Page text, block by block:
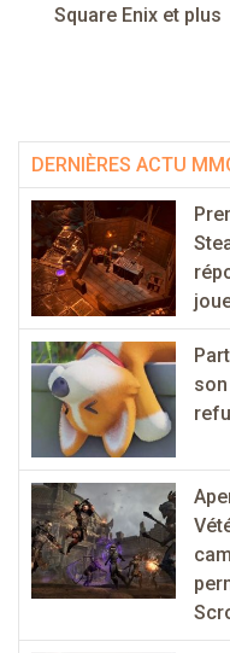
Square Enix et plus
DERNIÈRES ACTU